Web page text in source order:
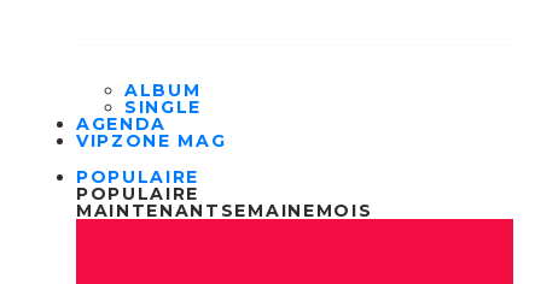
ALBUM
SINGLE
AGENDA
VIPZONE MAG
POPULAIRE
POPULAIRE
MAINTENANT SEMAINEMOIS